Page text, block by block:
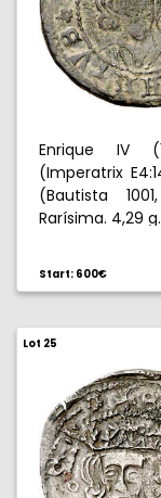
Enrique IV
(Imperatrix
(Bautista
Rarísima. 4,29
Start: 600€
Lot 25